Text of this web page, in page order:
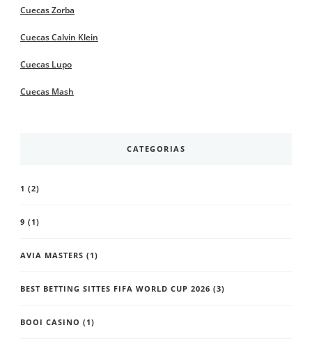
Cuecas Zorba
Cuecas Calvin Klein
Cuecas Lupo
Cuecas Mash
CATEGORIAS
1 (2)
9 (1)
AVIA MASTERS (1)
BEST BETTING SITTES FIFA WORLD CUP 2026 (3)
BOOI CASINO (1)